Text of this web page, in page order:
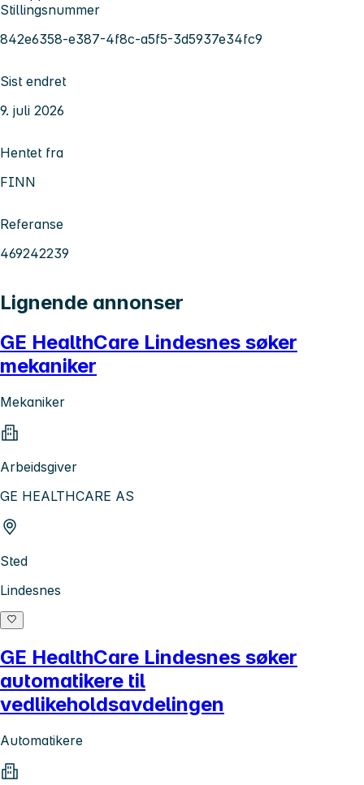
Stillingsnummer
842e6358-e387-4f8c-a5f5-3d5937e34fc9
Sist endret
9. juli 2026
Hentet fra
FINN
Referanse
469242239
Lignende annonser
GE HealthCare Lindesnes søker
mekaniker
Mekaniker
Arbeidsgiver
GE HEALTHCARE AS
Sted
Lindesnes
GE HealthCare Lindesnes søker
automatikere til
vedlikeholdsavdelingen
Automatikere